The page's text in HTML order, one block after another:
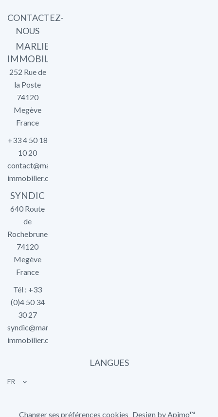
CONTACTEZ-
NOUS
MARLIER
IMMOBILIER
252 Rue de
la Poste
74120
Megève
France
+33 4 50 18
10 20
contact@marlier-
immobilier.com
SYNDIC
640 Route
de
Rochebrune
74120
Megève
France
Tél : +33
(0)4 50 34
30 27
syndic@marlier-
immobilier.com
LANGUES
FR
Changer ses préférences cookies Design byApimo™